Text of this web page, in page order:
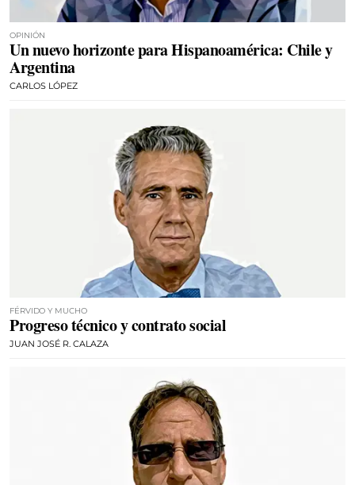
OPINIÓN
Un nuevo horizonte para Hispanoamérica: Chile y
Argentina
CARLOS LÓPEZ
FÉRVIDO Y MUCHO
Progreso técnico y contrato social
JUAN JOSÉ R. CALAZA